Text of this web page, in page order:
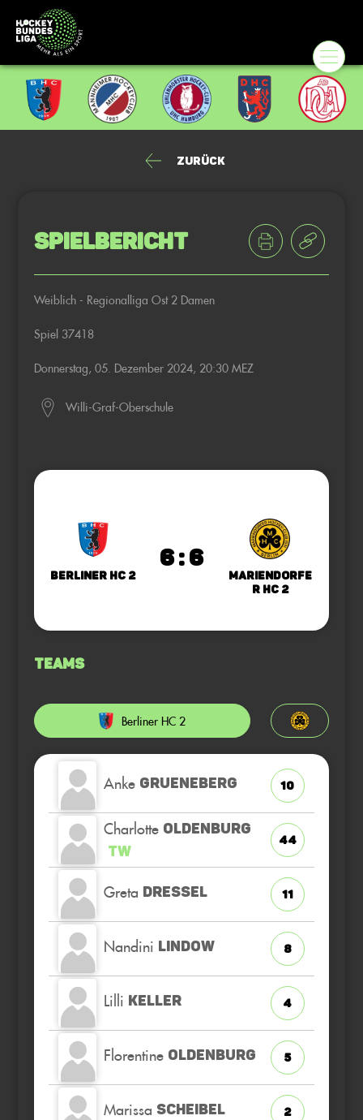
Zurück
Spielbericht
Weiblich - Regionalliga Ost 2 Damen
Spiel 37418
Donnerstag, 05. Dezember 2024, 20:30 MEZ
Willi-Graf-Oberschule
Berliner HC 2
6 : 6
Mariendorfe
r HC 2
Teams
Berliner HC 2
Anke GRUENEBERG 10
Charlotte OLDENBURG
TW
44
Greta DRESSEL 11
Nandini LINDOW 8
Lilli KELLER 4
Florentine OLDENBURG 5
Marissa SCHEIBEL 2